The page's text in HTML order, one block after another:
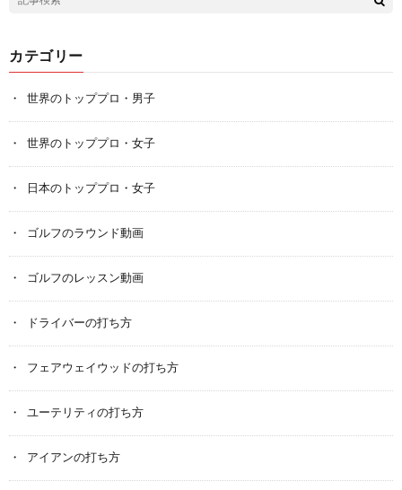
カテゴリー
世界のトッププロ・男子
世界のトッププロ・女子
日本のトッププロ・女子
ゴルフのラウンド動画
ゴルフのレッスン動画
ドライバーの打ち方
フェアウェイウッドの打ち方
ユーテリティの打ち方
アイアンの打ち方